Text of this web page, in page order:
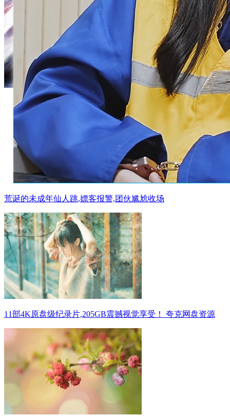
荒诞的未成年仙人跳,嫖客报警,团伙尴尬收场
11部4K原盘级纪录片,205GB震撼视觉享受！ 夸克网盘资源